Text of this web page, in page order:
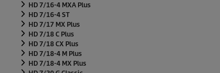
HD 7/16-4 MXA Plus
HD 7/16-4 ST
HD 7/17 MX Plus
HD 7/18 C Plus
HD 7/18 CX Plus
HD 7/18-4 M Plus
HD 7/18-4 MX Plus